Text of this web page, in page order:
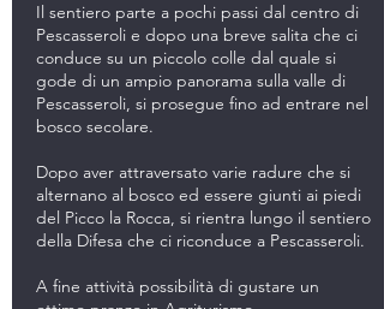
Il sentiero parte a pochi passi dal centro di
Pescasseroli e dopo una breve salita che ci
conduce su un piccolo colle dal quale si
gode di un ampio panorama sulla valle di
Pescasseroli, si prosegue fino ad entrare nel
bosco secolare.
Dopo aver attraversato varie radure che si
alternano al bosco ed essere giunti ai piedi
del Picco la Rocca, si rientra lungo il sentiero
della Difesa che ci riconduce a Pescasseroli.
A fine attività possibilità di gustare un